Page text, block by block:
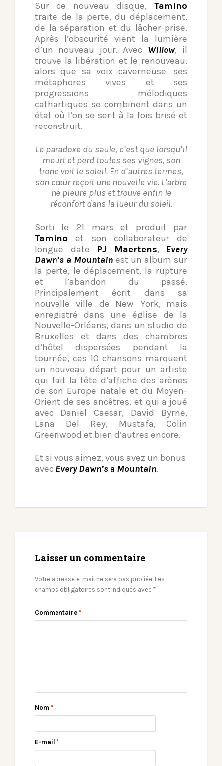
Sur ce nouveau disque, Tamino
traite de la perte, du déplacement,
de la séparation et du lâcher-prise.
Après l’obscurité vient la lumière
d’un nouveau jour. Avec Willow, il
trouve la libération et le renouveau,
alors que sa voix caverneuse, ses
métaphores vives et ses
progressions mélodiques
cathartiques se combinent dans un
état où l’on se sent à la fois brisé et
reconstruit.
Le paradoxe du saule, c’est que lorsqu’il
meurt et perd toutes ses vignes, son
tronc voit le soleil. En d’autres termes,
son cœur reçoit une nouvelle vie. L’arbre
ne pleure plus et trouve enfin le
réconfort dans la lueur du soleil.
Sorti le 21 mars et produit par
Tamino et son collaborateur de
longue date PJ Maertens, Every
Dawn’s a Mountain est un album sur
la perte, le déplacement, la rupture
et l’abandon du passé.
Principalement écrit dans sa
nouvelle ville de New York, mais
enregistré dans une église de la
Nouvelle-Orléans, dans un studio de
Bruxelles et dans des chambres
d’hôtel dispersées pendant la
tournée, ces 10 chansons marquent
un nouveau départ pour un artiste
qui fait la tête d’affiche des arènes
de son Europe natale et du Moyen-
Orient de ses ancêtres, et qui a joué
avec Daniel Caesar, David Byrne,
Lana Del Rey, Mustafa, Colin
Greenwood et bien d’autres encore.
Et si vous aimez, vous avez un bonus
avec Every Dawn’s a Mountain.
Laisser un commentaire
Votre adresse e-mail ne sera pas publiée. Les
champs obligatoires sont indiqués avec *
Commentaire *
Nom *
E-mail *